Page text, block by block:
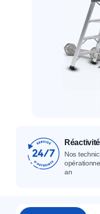
Nos
an